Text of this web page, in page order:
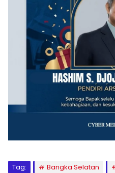
Tag: Bangka Selatan